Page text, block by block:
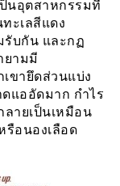
นอุตสาหกรรมที่
ะเลสีแดง
รับกัน และกฏ
ยามมี
ขายึดส่วนแบ่ง
แออัดมาก กำไร
ายเป็นเหมือน
รือนองเลือด